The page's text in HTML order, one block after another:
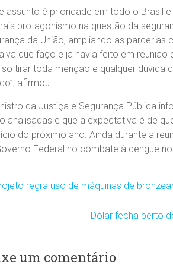
assunto é prioridade em todo o Brasil
protagonismo na questão da
da União, ampliando as
que faço e já havia feito em
tirar toda menção e qualquer dúvida
afirmou.
da Justiça e Segurança Pública
analisadas e que a expectativa é de
do próximo ano. Ainda durante a
Federal no combate à dengue
regra uso de máquinas de
Dólar fecha perto
um comentário